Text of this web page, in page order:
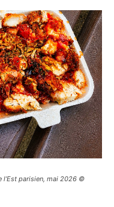
l’Est parisien, mai 2026 ©